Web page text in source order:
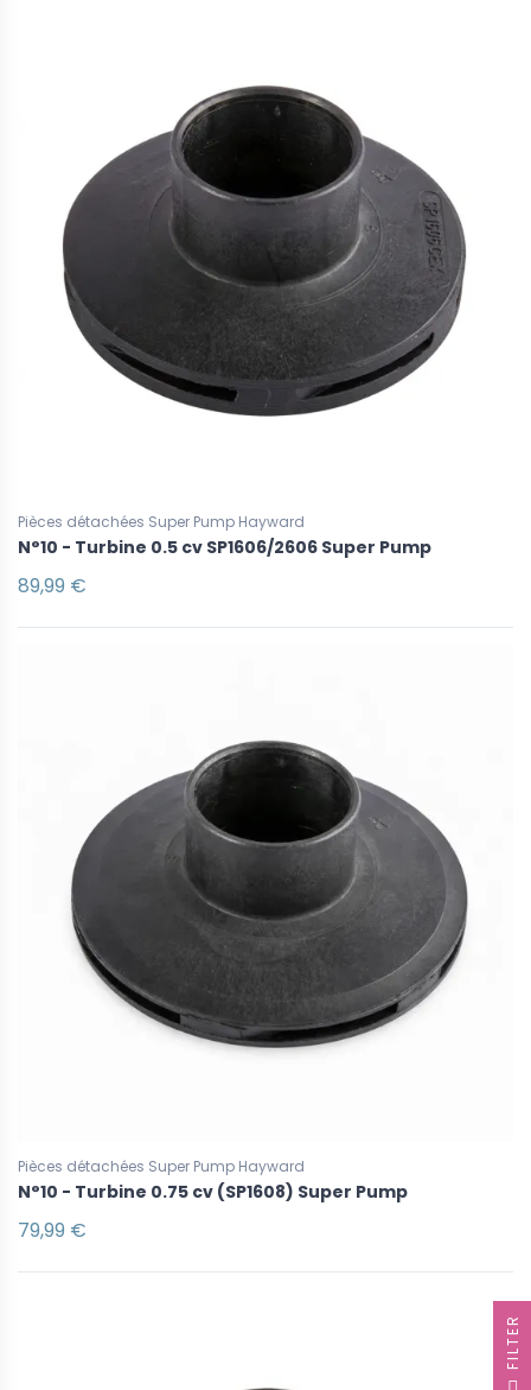
Pièces détachées Super Pump Hayward
N°10 - Turbine 0.5 cv SP1606/2606 Super Pump
89,99 €
Pièces détachées Super Pump Hayward
N°10 - Turbine 0.75 cv (SP1608) Super Pump
79,99 €
R